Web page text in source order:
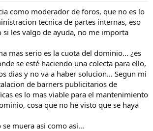
como moderador de foros, que no es lo
tecnica de partes internas, eso
si les valgo de ayuda, no me importa
mas serio es la cuota del dominio... ¿es
se esté haciendo una colecta para ello,
dias y no va a haber solucion... Segun mi
de barners publicitarios de
es lo mas viable para el mantenimiento
cosa que no he visto que se haya
muera asi como asi...